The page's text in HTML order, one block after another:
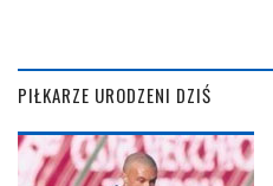
PIŁKARZE URODZENI DZIŚ